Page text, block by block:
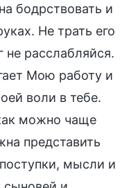
бодрствовать и
Не трать его
не расслабляйся.
Мою работу и
воли в тебе.
можно чаще
представить
мысли и